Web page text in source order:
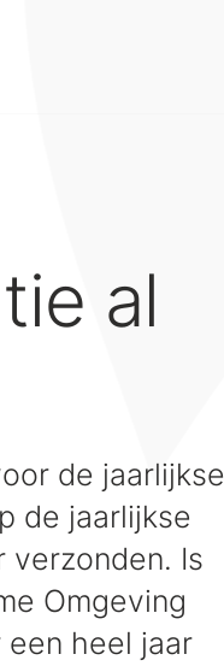
al
de jaarlijkse
de jaarlijkse
verzonden. Is
Omgeving
heel jaar